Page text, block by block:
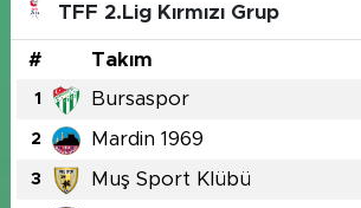
TFF 2.Lig Kırmızı Grup
# Takım
1 Bursaspor
2 Mardin 1969
3 Muş Sport Klübü